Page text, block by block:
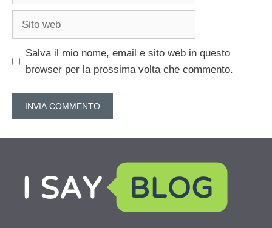
Sito
Salva il mio nome, email e sito web in questo
browser per la prossima volta che commento.